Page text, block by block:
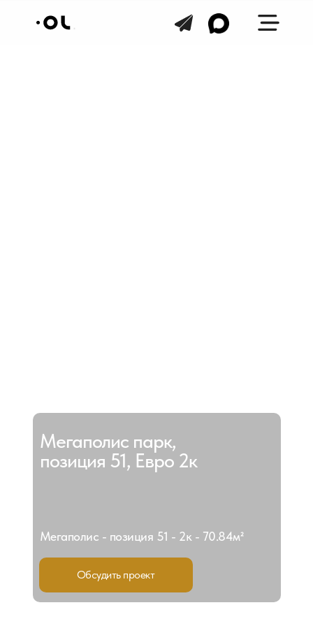
Мегаполис парк,
позиция 51, Евро 2к
Обсудить проект
Мегаполис - позиция 51 - 2к - 70.84м²